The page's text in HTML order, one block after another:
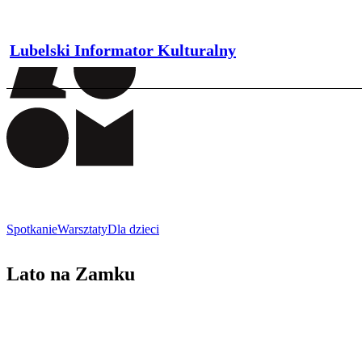
Lubelski Informator Kulturalny
SpotkanieWarsztatyDla dzieci
Lato na Zamku